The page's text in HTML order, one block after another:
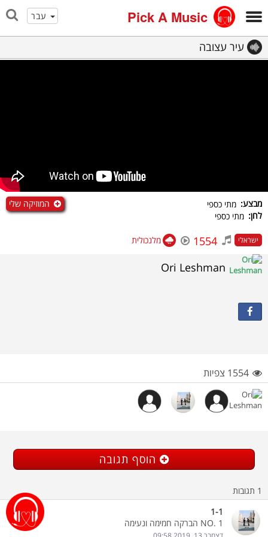
עבר Pick A Music
עיר עצובה
מבצע: מתי כספי
לחן: מתי כספי
המוזיקה שלי
ישראלי 1554 מלנכולית
Ori Leshman
1554 צפיות
הוסף תגובה
1 תגובות
1-1
NO. 1 הברקה חמימה ונעימה